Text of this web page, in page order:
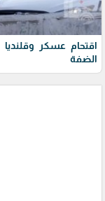
اقتحام عسكر
الضفة